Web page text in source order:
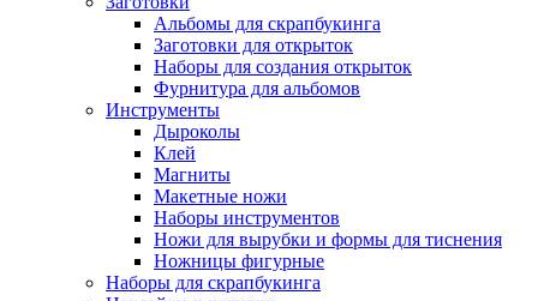
Альбомы для скрапбукинга
Заготовки для открыток
Наборы для создания открыток
Фурнитура для альбомов
Инструменты
Дыроколы
Клей
Магниты
Макетные ножи
Наборы инструментов
Ножи для вырубки и формы для тиснения
Ножницы фигурные
Наборы для скрапбукинга